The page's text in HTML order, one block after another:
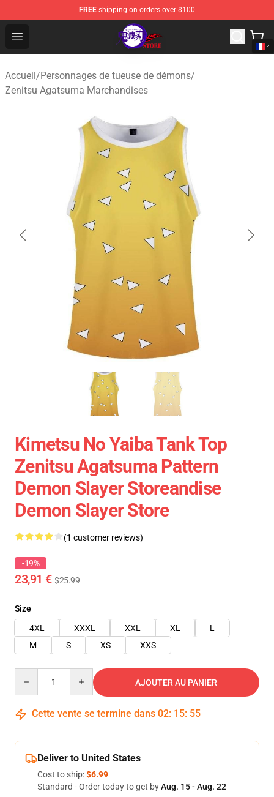
FREE shipping on orders over $100
Open menu
Kimetsu no Yaiba Store - Official Kimetsu no Yaiba
Accueil/Personnages de tueuse de démons/
Zenitsu Agatsuma Marchandises
Kimetsu No Yaiba Tank Top
Zenitsu Agatsuma Pattern
Demon Slayer Storeandise
Demon Slayer Store
(1 customer reviews)
-19%
23,91 € $25.99
Size
4XL
XXXL XXL XL
L
M
S XS XXS
AJOUTER AU PANIER
Cette vente se termine dans 02: 15: 54
Deliver to United States
Cost to ship:$6.99
Standard - Order today to get byAug. 15 - Aug. 22